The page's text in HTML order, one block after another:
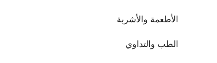
الأطعمة والأشربة
الطب والتداوي